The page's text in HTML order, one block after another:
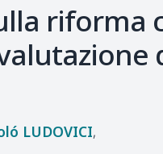
riforma
LUDOVICI